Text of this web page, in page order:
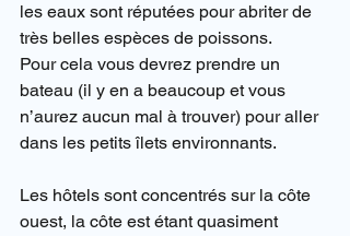
les eaux sont réputées pour abriter de
très belles espèces de poissons.
Pour cela vous devrez prendre un
bateau (il y en a beaucoup et vous
n’aurez aucun mal à trouver) pour aller
dans les petits îlets environnants.
Les hôtels sont concentrés sur la côte
ouest, la côte est étant quasiment